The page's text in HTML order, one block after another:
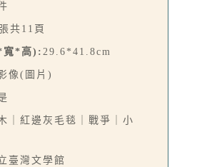
共11頁
寬*高): 29.6*41.8cm
像(圖片)
｜紅邊灰毛毯｜戰爭｜小
臺灣文學館